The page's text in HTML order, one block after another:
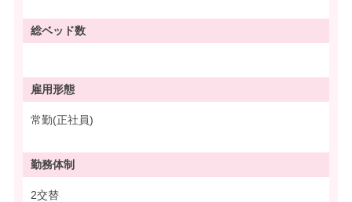
総ベッド数
雇用形態
常勤(正社員)
勤務体制
2交替